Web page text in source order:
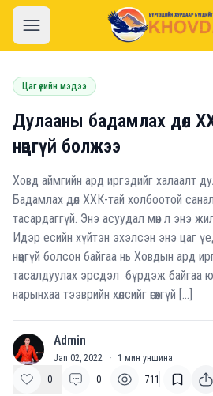
khovd.mn
Цаг үеийн мэдээ
Дулааны бадамлах дөл
нөөцгүй болжээ
Ховд аймгийн ард иргэдийг халаалт
Бадамлах дөл ХХК-тай холбоотой
тасардаггүй. Энэ асуудал мөн л энэ жил
Идэр есийн хүйтэн эхэлсэн энэ цаг
нөөцгүй болсон байгаа нь Ховдын ард
тасалдуулах эрсдэл бүрдэж байгаа
нарынхаа тээврийн хөлсийг өгөхгүй […]
A Admin
Jan 02, 2022 · 1 мин уншина
0
0 711